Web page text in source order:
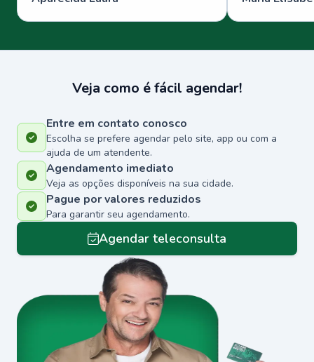
Veja como é fácil agendar!
Entre em contato conosco
Escolha se prefere agendar pelo site, app ou com a
ajuda de um atendente.
Agendamento imediato
Veja as opções disponíveis na sua cidade.
Pague por valores reduzidos
Para garantir seu agendamento.
Agendar teleconsulta